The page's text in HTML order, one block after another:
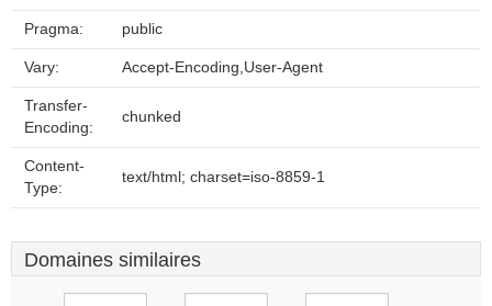
Pragma: public
Vary: Accept-Encoding,User-Agent
Transfer-
Encoding:
chunked
Content-
Type:
text/html; charset=iso-8859-1
Domaines similaires